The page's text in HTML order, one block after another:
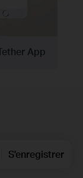
App
S'enregistrer